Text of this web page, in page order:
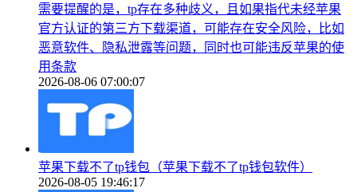
需要提醒的是，tp存在多种歧义，且如果指代未经苹果
官方认证的第三方下载渠道，可能存在安全风险，比如
恶意软件、隐私泄露等问题，同时也可能违反苹果的使
用条款
2026-08-06 07:00:07
苹果下载不了tp钱包（苹果下载不了tp钱包软件）
2026-08-05 19:46:17